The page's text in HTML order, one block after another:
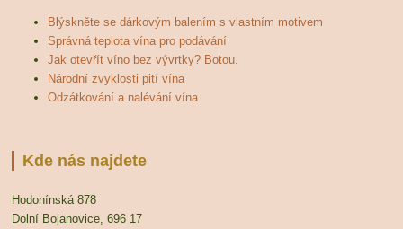
Blýskněte se dárkovým balením s vlastním motivem
Správná teplota vína pro podávání
Jak otevřít víno bez vývrtky? Botou.
Národní zvyklosti pití vína
Odzátkování a nalévání vína
Kde nás najdete
Hodonínská 878
Dolní Bojanovice, 696 17